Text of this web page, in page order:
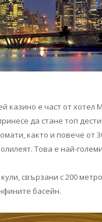
казино е част от
да стане топ
както и повече
Това е най-
свързани с 200
басейн.